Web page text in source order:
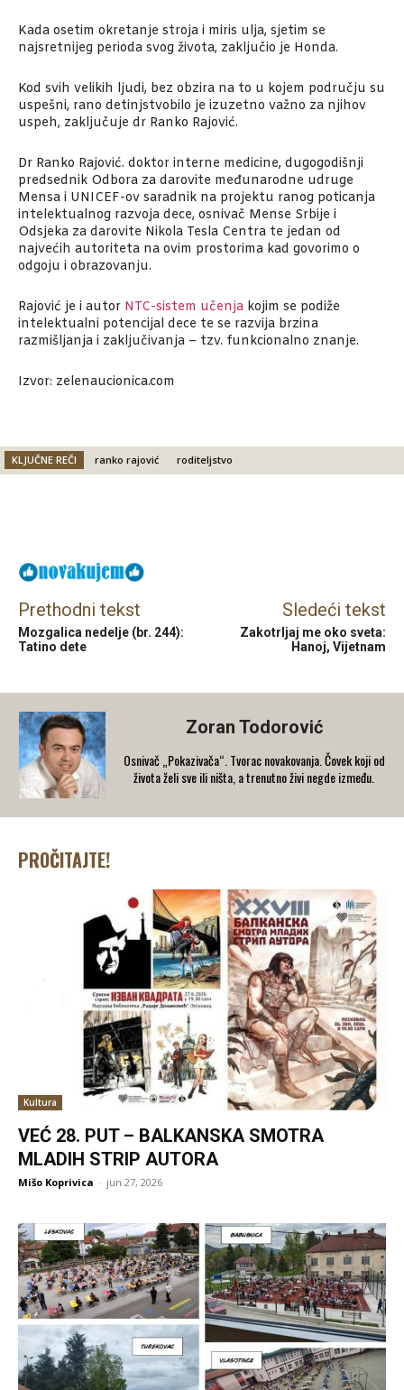
Kada osetim okretanje stroja i miris ulja, sjetim se
najsretnijeg perioda svog života, zaključio je Honda.
Kod svih velikih ljudi, bez obzira na to u kojem području su
uspešni, rano detinjstvobilo je izuzetno važno za njihov
uspeh, zaključuje dr Ranko Rajović.
Dr Ranko Rajović. doktor interne medicine, dugogodišnji
predsednik Odbora za darovite međunarodne udruge
Mensa i UNICEF-ov saradnik na projektu ranog poticanja
intelektualnog razvoja dece, osnivač Mense Srbije i
Odsjeka za darovite Nikola Tesla Centra te jedan od
najvećih autoriteta na ovim prostorima kad govorimo o
odgoju i obrazovanju.
Rajović je i autor NTC-sistem učenja kojim se podiže
intelektualni potencijal dece te se razvija brzina
razmišljanja i zaključivanja – tzv. funkcionalno znanje.
Izvor: zelenaucionica.com
KLJUČNE REČI ranko rajović roditeljstvo
Prethodni tekst
Mozgalica nedelje (br. 244):
Tatino dete
Sledeći tekst
Zakotrljaj me oko sveta:
Hanoj, Vijetnam
Zoran Todorović
Osnivač „Pokazivača“. Tvorac novakovanja. Čovek koji od
života želi sve ili ništa, a trenutno živi negde između.
PROČITAJTE!
Kultura
VEĆ 28. PUT – BALKANSKA SMOTRA
MLADIH STRIP AUTORA
Mišo Koprivica - jun 27, 2026